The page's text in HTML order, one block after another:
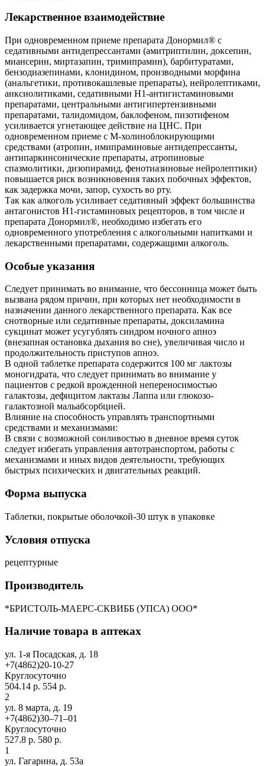
Лекарственное взаимодействие
При одновременном приеме препарата Донормил® с
седативными антидепрессантами (амитриптилин, доксепин,
миансерин, миртазапин, тримипрамин), барбитуратами,
бензодиазепинами, клонидином, производными морфина
(анальгетики, противокашлевые препараты), нейролептиками,
анксиолитиками, седативными H1-антигистаминовыми
препаратами, центральными антигипертензивными
препаратами, талидомидом, баклофеном, пизотифеном
усиливается угнетающее действие на ЦНС. При
одновременном приеме с М-холиноблокирующими
средствами (атропин, имипраминовые антидепрессанты,
антипаркинсонические препараты, атропиновые
спазмолитики, дизопирамид, фенотиазиновые нейролептики)
повышается риск возникновения таких побочных эффектов,
как задержка мочи, запор, сухость во рту.
Так как алкоголь усиливает седативный эффект большинства
антагонистов Н1-гистаминовых рецепторов, в том числе и
препарата Донормил®, необходимо избегать его
одновременного употребления с алкогольными напитками и
лекарственными препаратами, содержащими алкоголь.
Особые указания
Следует принимать во внимание, что бессонница может быть
вызвана рядом причин, при которых нет необходимости в
назначении данного лекарственного препарата. Как все
снотворные или седативные препараты, доксиламина
сукцинат может усугублять синдром ночного апноэ
(внезапная остановка дыхания во сне), увеличивая число и
продолжительность приступов апноэ.
В одной таблетке препарата содержится 100 мг лактозы
моногидрата, что следует принимать во внимание у
пациентов с редкой врожденной непереносимостью
галактозы, дефицитом лактазы Лаппа или глюкозо-
галактозной мальабсорбцией.
Влияние на способность управлять транспортными
средствами и механизмами:
В связи с возможной сонливостью в дневное время суток
следует избегать управления автотранспортом, работы с
механизмами и иных видов деятельности, требующих
быстрых психических и двигательных реакций.
Форма выпуска
Таблетки, покрытые оболочкой-30 штук в упаковке
Условия отпуска
рецептурные
Производитель
*БРИСТОЛЬ-MАEРС-СКВИББ (УПСА) ООО*
Наличие товара в аптеках
ул. 1-я Посадская, д. 18
+7(4862)20-10-27
Круглосуточно
504.14 р. 554 р.
2
ул. 8 марта, д. 19
+7(4862)30‒71‒01
Круглосуточно
527.8 р. 580 р.
1
ул. Гагарина, д. 53а